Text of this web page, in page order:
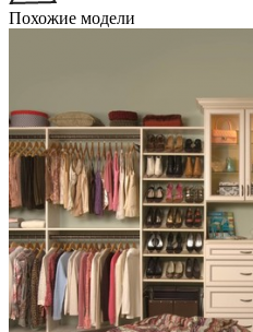
Похожие модели